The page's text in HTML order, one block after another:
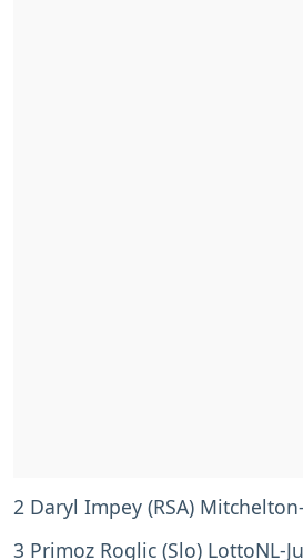
2 Daryl Impey (RSA)
3 Primoz Roglic (Slo) LottoNL-